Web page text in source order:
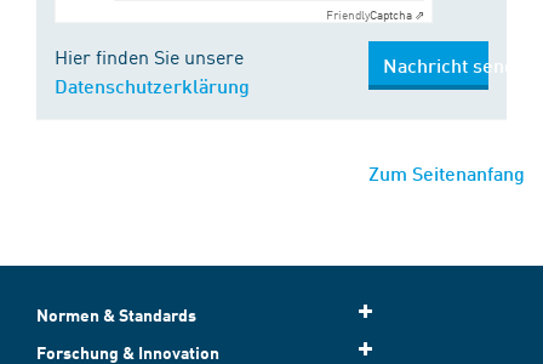
FriendlyCaptcha ⇗
Hier finden Sie unsere
Datenschutzerklärung
Nachricht senden
Zum Seitenanfang
Normen & Standards
Forschung & Innovation